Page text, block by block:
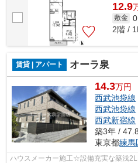
12.9
敷金
2階 /
賃貸 | アパート オーラ泉
14.3万円
西武池袋線
西武池袋線
西武新宿線
築3年 /
東京都練馬
ハウスメーカー施工☆設備充実な築浅